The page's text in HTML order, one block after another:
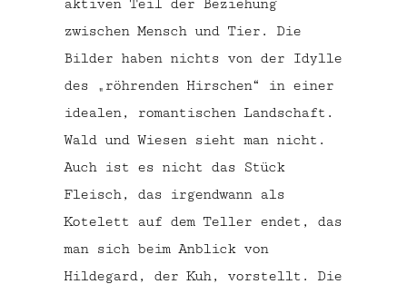
aktiven Teil der Beziehung
zwischen Mensch und Tier. Die
Bilder haben nichts von der Idylle
des „röhrenden Hirschen“ in einer
idealen, romantischen Landschaft.
Wald und Wiesen sieht man nicht.
Auch ist es nicht das Stück
Fleisch, das irgendwann als
Kotelett auf dem Teller endet, das
man sich beim Anblick von
Hildegard, der Kuh, vorstellt. Die